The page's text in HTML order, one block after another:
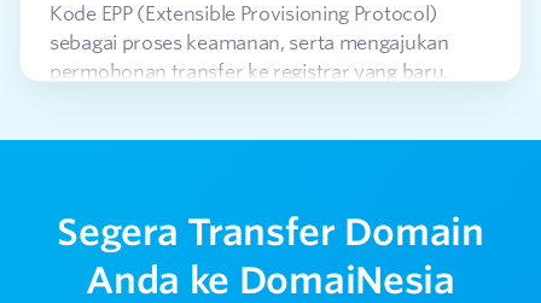
Kode EPP (Extensible Provisioning Protocol)
sebagai proses keamanan, serta mengajukan
permohonan transfer ke registrar yang baru.
2
Mengapa saya harus transfer domain ke
DomaiNesia?
Segera Transfer Domain
Anda ke DomaiNesia